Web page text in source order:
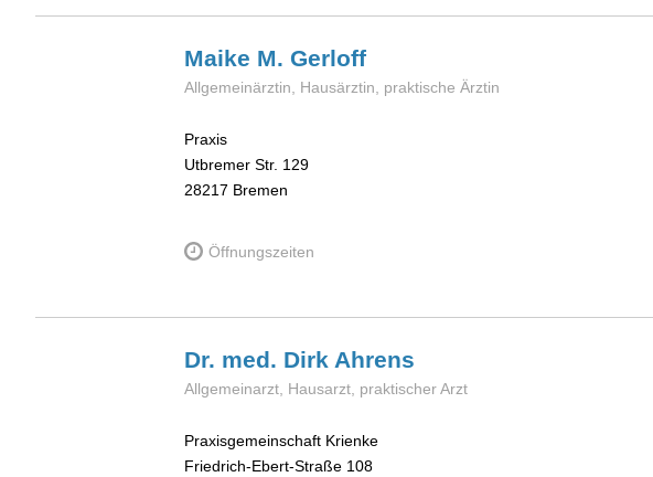
Maike M. Gerloff
Allgemeinärztin, Hausärztin, praktische Ärztin
Praxis
Utbremer Str. 129
28217 Bremen
Öffnungszeiten
Dr. med. Dirk Ahrens
Allgemeinarzt, Hausarzt, praktischer Arzt
Praxisgemeinschaft Krienke
Friedrich-Ebert-Straße 108